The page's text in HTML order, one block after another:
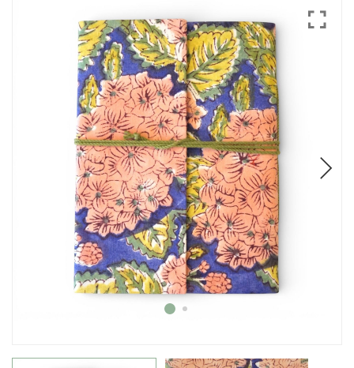
Echarpes / Pareos
Blouses et jupes
Sacs en Kantha
Pochettes ordinateur
Trousses de toilette
Objets déco
Patères en métal
La vie en vert